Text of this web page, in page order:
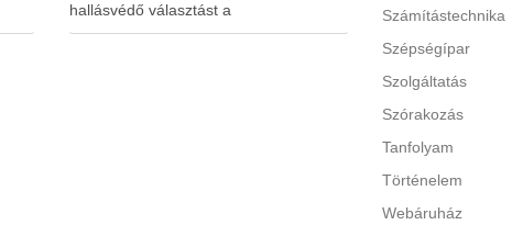
hallásvédő választást a
www.earplugs.hu weboldal is
Számítástechnika
Szépségípar
Szolgáltatás
Szórakozás
Tanfolyam
Történelem
Webáruház